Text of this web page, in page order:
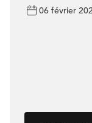
06 février